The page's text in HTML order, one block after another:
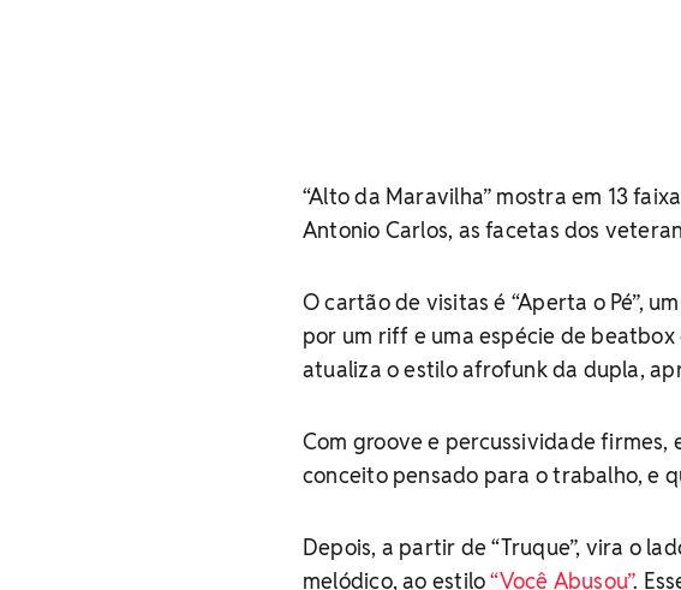
“Alto da Maravilha” mostra em 13
Antonio Carlos, as facetas dos
O cartão de visitas é “Aperta o Pé”,
por um riff e uma espécie de
atualiza o estilo afrofunk da dupla,
Com groove e percussividade firmes,
conceito pensado para o trabalho, e
Depois, a partir de “Truque”, vira o
melódico, ao estilo“Você Abusou”.